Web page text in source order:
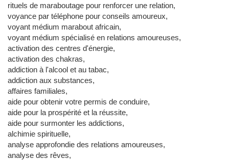
rituels de maraboutage pour renforcer une relation,
voyance par téléphone pour conseils amoureux,
voyant médium marabout africain,
voyant médium spécialisé en relations amoureuses,
activation des centres d'énergie,
activation des chakras,
addiction à l'alcool et au tabac,
addiction aux substances,
affaires familiales,
aide pour obtenir votre permis de conduire,
aide pour la prospérité et la réussite,
aide pour surmonter les addictions,
alchimie spirituelle,
analyse approfondie des relations amoureuses,
analyse des rêves,